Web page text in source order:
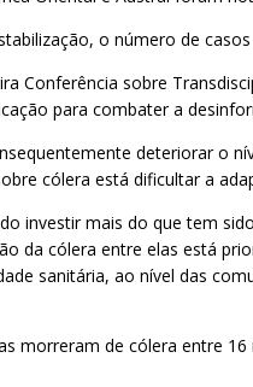
o número de
Conferência sobre
para combater a
deteriorar o
cólera está dificultar a
investir mais do que tem
da cólera entre elas está
sanitária, ao nível das
morreram de cólera entre